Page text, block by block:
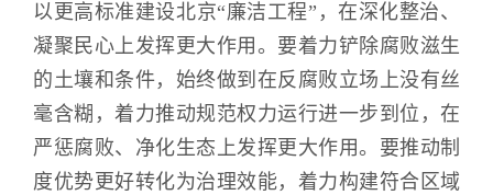
以更高标准建设北京“廉洁工程”，在深化整治、
凝聚民心上发挥更大作用。要着力铲除腐败滋生
的土壤和条件， 始终做到在反腐败立场上没有丝
毫含糊，着力推动规范权力运行进一步到位， 在
严惩腐败、净化生态上发挥更大作用。 要推动制
度优势更好转化为治理效能， 着力构建符合区域